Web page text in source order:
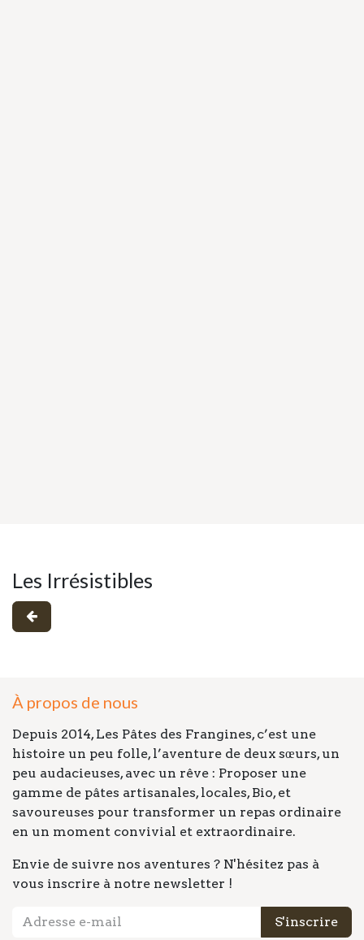
Les Irrésistibles
À propos de nous
Depuis 2014, Les Pâtes des Frangines, c’est une
histoire un peu folle, l’aventure de deux sœurs, un
peu audacieuses, avec un rêve : Proposer une
gamme de pâtes artisanales, locales, Bio, et
savoureuses pour transformer un repas ordinaire
en un moment convivial et extraordinaire.
Envie de suivre nos aventures ? N'hésitez pas à
vous inscrire à notre newsletter !
S'inscrire